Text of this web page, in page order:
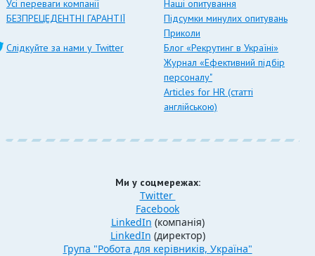
Усі переваги компанії
БЕЗПРЕЦЕДЕНТНІ ГАРАНТІЇ
Слідкуйте за нами у Twitter
Наші опитування
Підсумки минулих опитувань
Приколи
Блог «Рекрутинг в Україні»
Журнал «Ефективний підбір
персоналу"
Articles for HR (статті
англійською)
Ми у соцмережах:
Twitter
Facebook
LinkedIn (компанія)
LinkedIn (директор)
Група "Робота для керівників, Україна"